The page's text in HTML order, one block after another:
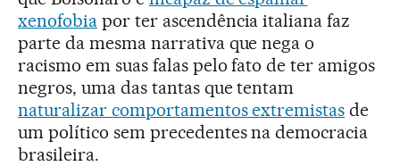
xenofobiapor ter ascendência italiana faz
parte da mesma narrativa que nega o
racismo em suas falas pelo fato de ter amigos
negros, uma das tantas que tentam
naturalizar comportamentos extremistas de
um político sem precedentes na democracia
brasileira.